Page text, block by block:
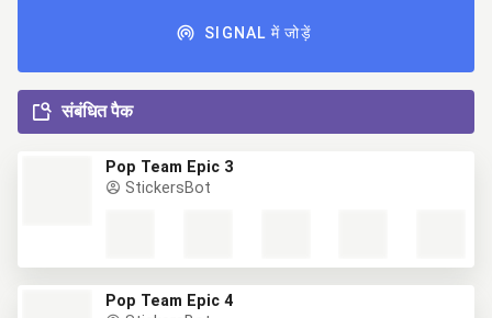
SIGNAL में जोड़ें
संबंधित पैक
Pop Team Epic 3
StickersBot
Pop Team Epic 4